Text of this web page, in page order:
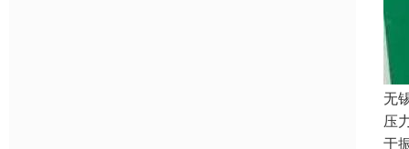
无
压
于